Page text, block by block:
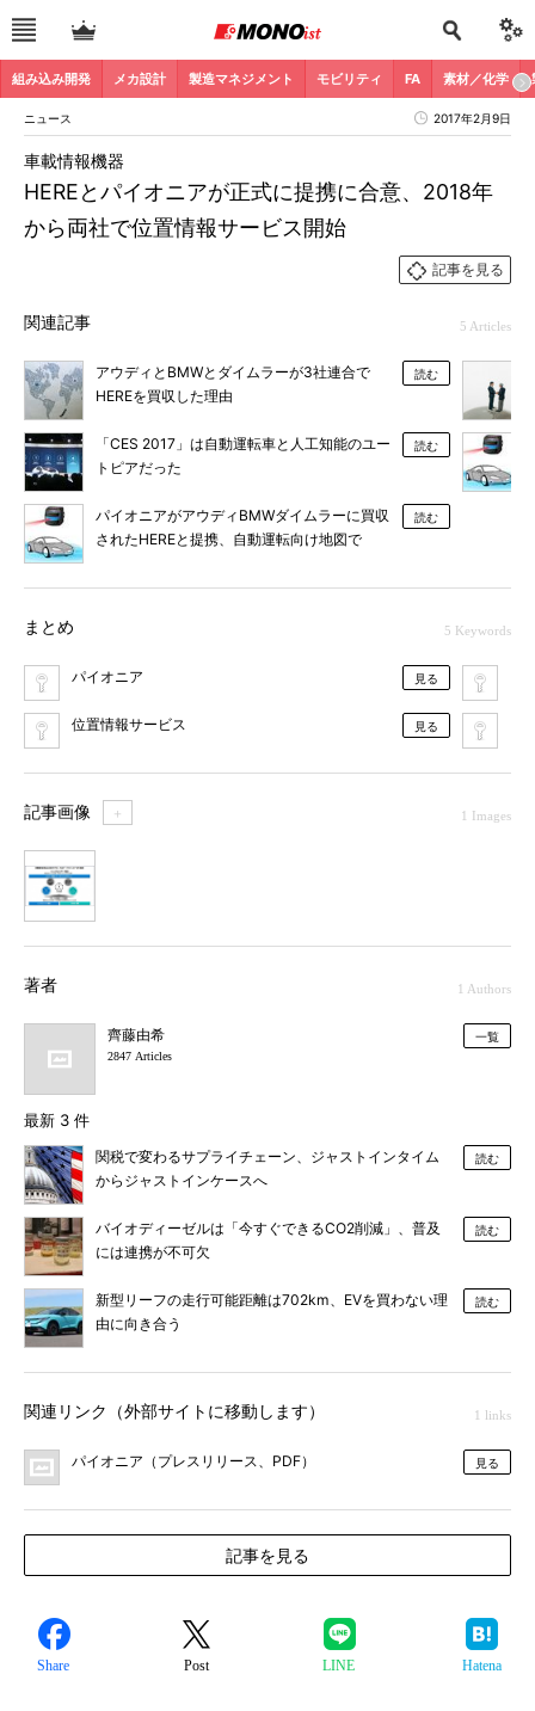
組み込み開発 メカ設計 製造マネジメント モビリティ FA 素材／化学
ニュース 2017年2月9日
HEREとパイオニアが正式に提携に合意、2018年
から両社で位置情報サービス開始
車載情報機器
記事を見る
関連記事 5 Articles
アウディとBMWとダイムラーが3社連合で
HEREを買収した理由
読む
「CES 2017」は自動運転車と人工知能のユー
トピアだった
読む
パイオニアがアウディBMWダイムラーに買収
されたHEREと提携、自動運転向け地図で
読む
まとめ 5 Keywords
パイオニア 見る
位置情報サービス 見る
記事画像 ＋ 1 Images
著者 1 Authors
齊藤由希
2847 Articles
一覧
最新 3 件
関税で変わるサプライチェーン、ジャストインタイム
からジャストインケースへ
読む
バイオディーゼルは「今すぐできるCO2削減」、普及
には連携が不可欠
読む
新型リーフの走行可能距離は702km、EVを買わない理
由に向き合う
読む
関連リンク（外部サイトに移動します） 1 links
パイオニア（プレスリリース、PDF） 見る
記事を見る
Share Post LINE Hatena